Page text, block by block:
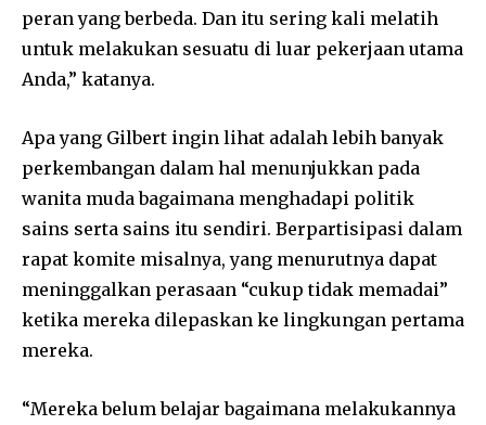
peran yang berbeda. Dan itu sering kali melatih
untuk melakukan sesuatu di luar pekerjaan utama
Anda,” katanya.
Apa yang Gilbert ingin lihat adalah lebih banyak
perkembangan dalam hal menunjukkan pada
wanita muda bagaimana menghadapi politik
sains serta sains itu sendiri. Berpartisipasi dalam
rapat komite misalnya, yang menurutnya dapat
meninggalkan perasaan “cukup tidak memadai”
ketika mereka dilepaskan ke lingkungan pertama
mereka.
“Mereka belum belajar bagaimana melakukannya